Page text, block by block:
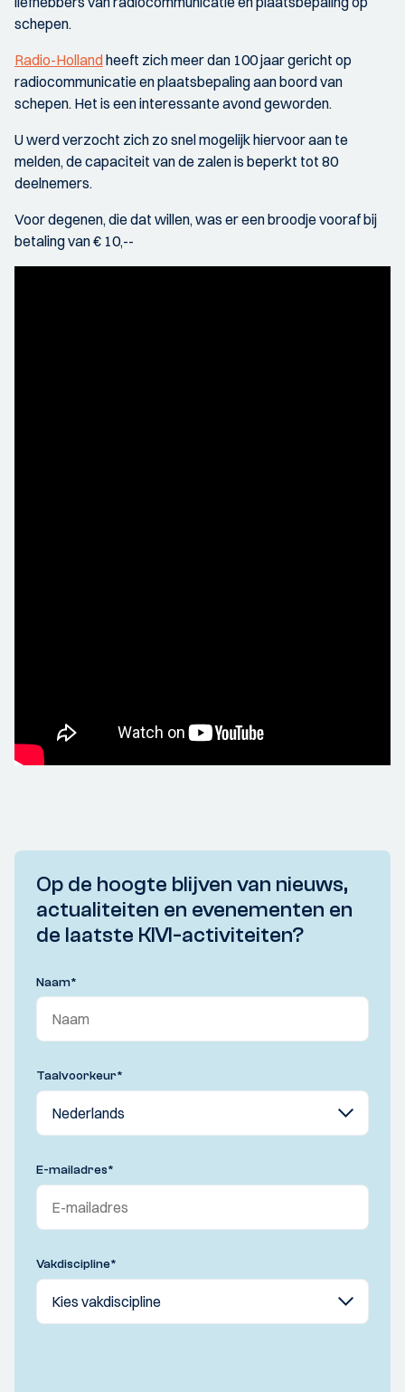
schepen.
Radio-Hollandheeft zich meer dan 100 jaar gericht op
radiocommunicatie en plaatsbepaling aan boord van
schepen. Het is een interessante avond geworden.
U werd verzocht zich zo snel mogelijk hiervoor aan te
melden, de capaciteit van de zalen is beperkt tot 80
deelnemers.
Voor degenen, die dat willen, was er een broodje vooraf bij
betaling van € 10,--
Op de hoogte blijven van nieuws,
actualiteiten en evenementen en
de laatste KIVI-activiteiten?
Naam*
Taalvoorkeur*
E-mailadres*
Vakdiscipline*